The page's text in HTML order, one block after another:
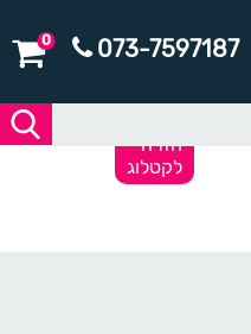
073-7597187
0
חזרה
לקטלוג